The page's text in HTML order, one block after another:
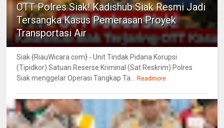
OTT Polres Siak! Kadishub Siak Resmi Jadi
Tersangka Kasus Pemerasan Proyek
Transportasi Air
Siak {RiauWicara.com} - Unit Tindak Pidana Korupsi
(Tipidkor) Satuan Reserse Kriminal (Sat Reskrim) Polres
Siak menggelar Operasi Tangkap Ta...
Readmore